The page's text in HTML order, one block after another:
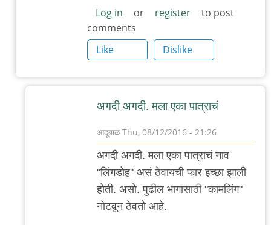
(
by
अबापट
Log in or register
to post
comments
Like
Dislike
अगदी अगदी. मला एका पात्राचं
आदूबाळThu, 08/12/2016 - 21:26
In
reply
to
=))
अगदी अगदी. मला एका पात्राचं नाव
"लिंगडोह" असं ठेवायची फार इच्छा झाली
होती. असो. पुढील भागासाठी "कामलिंग"
नोटवून ठेवतो आहे.